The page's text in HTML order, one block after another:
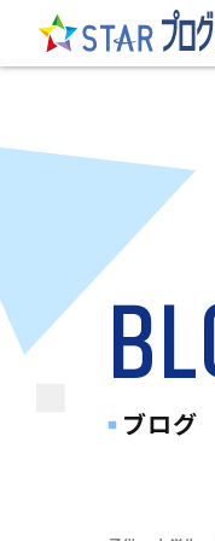
ブログ